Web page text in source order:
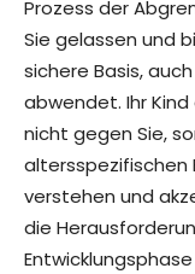
Prozess der
Sie gelassen und
sichere Basis,
abwendet. Ihr
nicht gegen Sie,
altersspezifischen
verstehen und
die